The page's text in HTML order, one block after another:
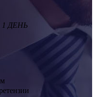
1 ДЕНЬ